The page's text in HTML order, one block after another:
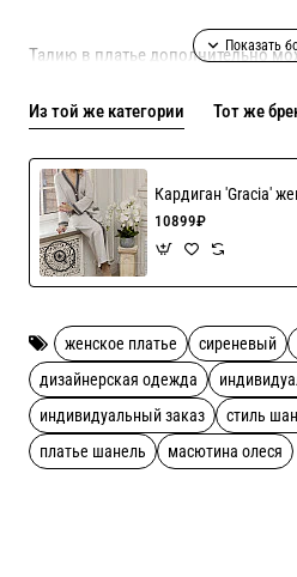
Талию в платье дополнительно
Из той же категории
Тот же
Кардиган 'Gracia'
10899₽
женское платье сиреневый
дизайнерская одежда
индивидуальный заказ
стиль
платье шанель
масютина олеся